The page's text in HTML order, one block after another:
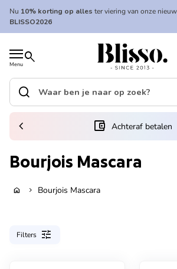
Overslaan naar inhoud
Nu 10% korting op alles ter viering van onze
BLISSO2026
Menu search
Home
Home
Zoek op"
search
(link opent in nieuw tabblad/venster)
account_balance_wallet Achteraf betalen
chevron_left
Bourjois Mascara
home chevron_right Bourjois Mascara
Filters tune